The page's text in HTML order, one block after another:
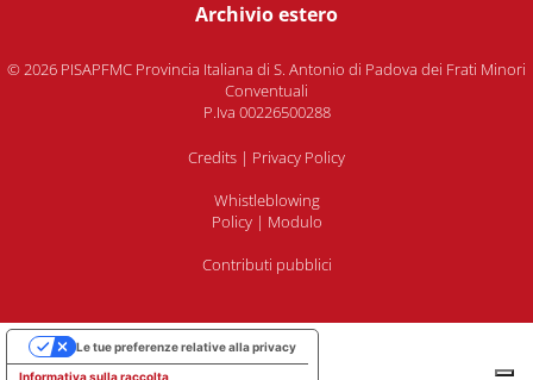
Archivio estero
© 2026 PISAPFMC Provincia Italiana di S. Antonio di Padova dei Frati Minori
Conventuali
P.Iva 00226500288
Credits | Privacy Policy
Whistleblowing
Policy| Modulo
Contributi pubblici
Informativa sulla raccolta
Le tue preferenze relative alla privacy